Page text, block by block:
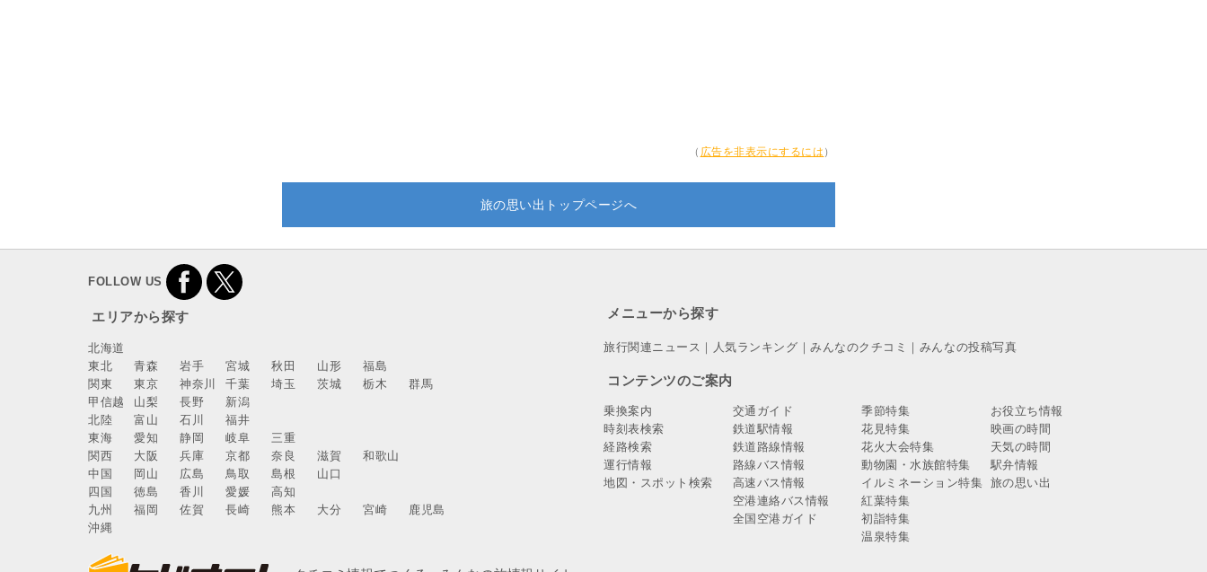
（ 広告を非表示にするには ）
旅の思い出トップページへ
FOLLOW US
エリアから探す
北海道
東北
青森 岩手 宮城 秋田 山形
福島
関東
東京 神奈川 千葉 埼玉 茨城 栃木
群馬
甲信越
山梨 長野
新潟
北陸
富山 石川
福井
東海
愛知 静岡 岐阜
三重
関西
大阪 兵庫 京都 奈良 滋賀
和歌山
中国
岡山 広島 鳥取 島根
山口
四国
徳島 香川 愛媛
高知
九州
福岡 佐賀 長崎 熊本 大分 宮崎
鹿児島
沖縄
メニューから探す
旅行関連ニュース ｜ 人気ランキング ｜みんなのクチコミ ｜ みんなの投稿写真
コンテンツのご案内
乗換案内
時刻表検索
経路検索
運行情報
地図・スポット検索
交通ガイド
鉄道駅情報
鉄道路線情報
路線バス情報
高速バス情報
空港連絡バス情報
全国空港ガイド
季節特集
花見特集
花火大会特集
動物園・水族館特集
イルミネーション特集
紅葉特集
初詣特集
温泉特集
お役立ち情報
映画の時間
天気の時間
駅弁情報
旅の思い出